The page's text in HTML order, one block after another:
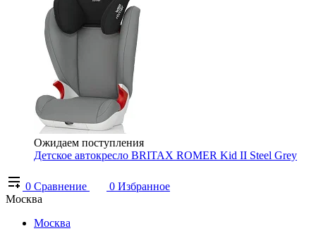
Ожидаем поступления
Детское автокресло BRITAX ROMER Kid II Steel Grey
0 Сравнение 0 Избранное
Москва
Москва